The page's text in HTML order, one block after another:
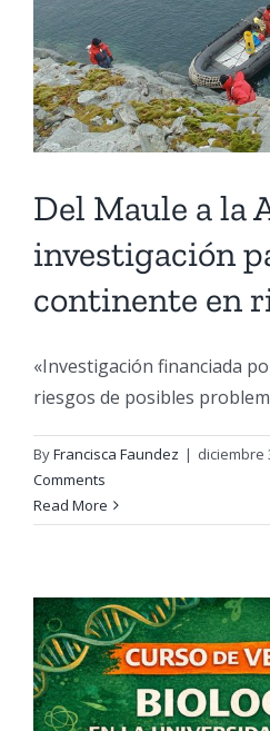
Del Maule a la
investigación
continente en
«Investigación financiada
riesgos de posibles
ByFrancisca Faundez | diciembre
Comments
Read More